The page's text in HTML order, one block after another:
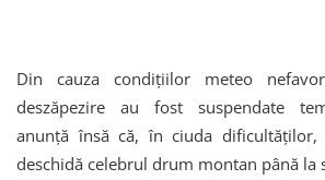
Din cauza condițiilor meteo
deszăpezire au fost suspendate
anunță însă că, în ciuda dificultăților,
deschidă celebrul drum montan până la